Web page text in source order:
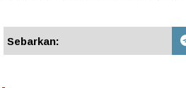
Sebarkan: